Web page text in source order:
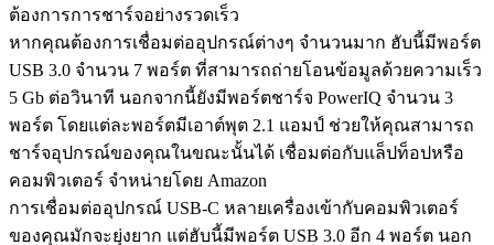
ต้องการการชาร์จอย่างรวดเร็ว
หากคุณต้องการเชื่อมต่ออุปกรณ์ต่างๆ จำนวนมาก ฮับนี้มีพอร์ต
USB 3.0 จำนวน 7 พอร์ต ที่สามารถถ่ายโอนข้อมูลด้วยความเร็ว
5 Gb ต่อวินาที นอกจากนี้ยังมีพอร์ตชาร์จ PowerIQ จำนวน 3
พอร์ต โดยแต่ละพอร์ตมีเอาต์พุต 2.1 แอมป์ ช่วยให้คุณสามารถ
ชาร์จอุปกรณ์ของคุณในขณะนั้นได้ เชื่อมต่อกับแล็ปท็อปหรือ
คอมพิวเตอร์ จำหน่ายโดย Amazon
การเชื่อมต่ออุปกรณ์ USB-C หลายเครื่องเข้ากับคอมพิวเตอร์
ของคุณมักจะยุ่งยาก แต่ฮับนี้มีพอร์ต USB 3.0 อีก 4 พอร์ต นอก